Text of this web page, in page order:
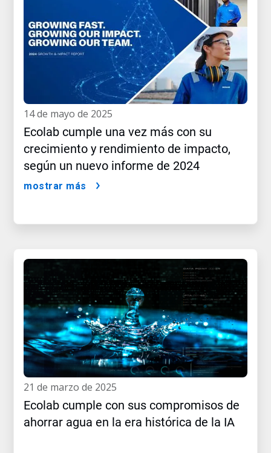
14 de mayo de 2025
Ecolab cumple una vez más con su
crecimiento y rendimiento de impacto,
según un nuevo informe de 2024
mostrar más
21 de marzo de 2025
Ecolab cumple con sus compromisos de
ahorrar agua en la era histórica de la IA